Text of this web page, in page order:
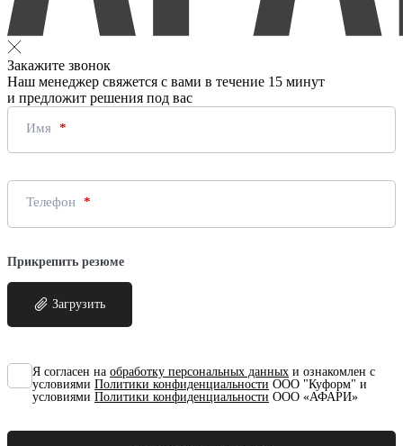
Закажите звонок
Наш менеджер свяжется с вами в течение 15 минут
и предложит решения под вас
Имя
Телефон
Прикрепить резюме
Загрузить
Я согласен на обработку персональных данных и ознакомлен с
условиями Политики конфиденциальности ООО "Куформ" и
условиями Политики конфиденциальности ООО «АФАРИ»